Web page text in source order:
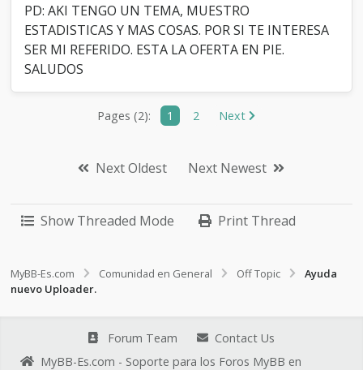
PD: AKI TENGO UN TEMA, MUESTRO
ESTADISTICAS Y MAS COSAS. POR SI TE INTERESA
SER MI REFERIDO. ESTA LA OFERTA EN PIE.
SALUDOS
Pages (2): 1 2 Next
Next Oldest Next Newest
Show Threaded Mode Print Thread
MyBB-Es.com Comunidad en General Off Topic
Ayuda
nuevo Uploader.
Forum Team
Contact Us
MyBB-Es.com - Soporte para los Foros MyBB en